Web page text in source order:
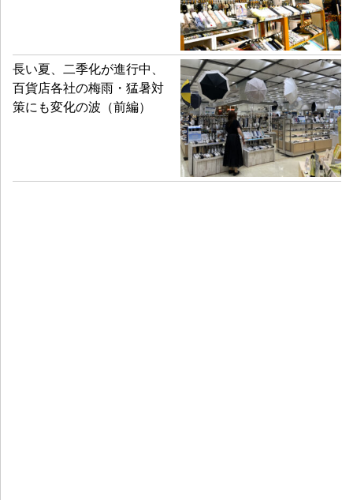
長い夏、二季化が進行中、
百貨店各社の梅雨・猛暑対
策にも変化の波（前編）